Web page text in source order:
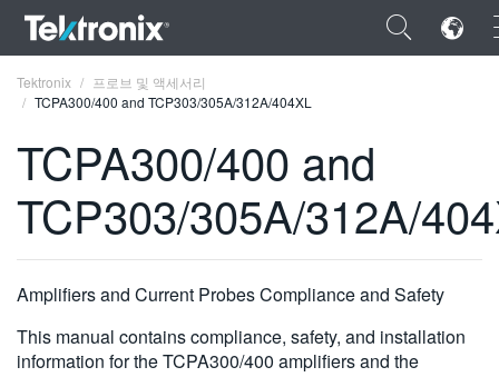
×
ENGLISH
FRANÇAIS
DEUTSCH
VIỆT NAM
Tektronix
프로브 및 액세서리
TCPA300/400 and TCP303/305A/312A/404XL
TCPA300/400 and
TCP303/305A/312A/
Amplifiers and Current Probes Compliance and Safety
This manual contains compliance, safety, and installation
information for the TCPA300/400 amplifiers and the